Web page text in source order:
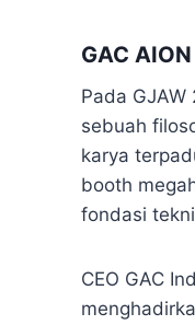
GAC
Pada
sebuah
karya
booth
fondasi
CEO GAC